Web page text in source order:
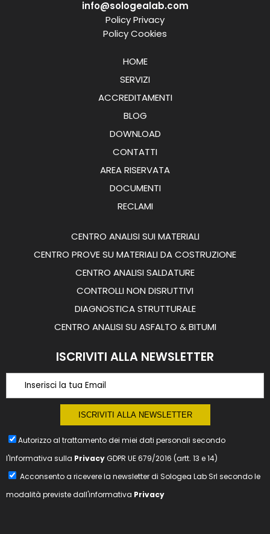
info@sologealab.com
Policy Privacy
Policy Cookies
HOME
SERVIZI
ACCREDITAMENTI
BLOG
DOWNLOAD
CONTATTI
AREA RISERVATA
DOCUMENTI
RECLAMI
CENTRO ANALISI SUI MATERIALI
CENTRO PROVE SU MATERIALI DA COSTRUZIONE
CENTRO ANALISI SALDATURE
CONTROLLI NON DISRUTTIVI
DIAGNOSTICA STRUTTURALE
CENTRO ANALISI SU ASFALTO & BITUMI
ISCRIVITI ALLA NEWSLETTER
Autorizzo al trattamento dei miei dati personali secondo
l'Informativa sulla PrivacyGDPR UE 679/2016 (artt. 13 e 14)
Acconsento a ricevere la newsletter di Sologea Lab Srl secondo le
modalità previste dall'informativa Privacy